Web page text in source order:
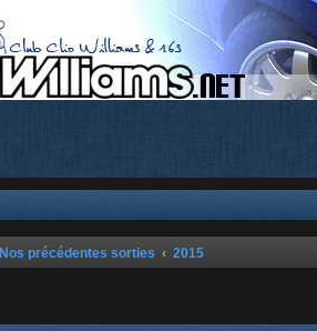
Nos précédentes sorties 2015